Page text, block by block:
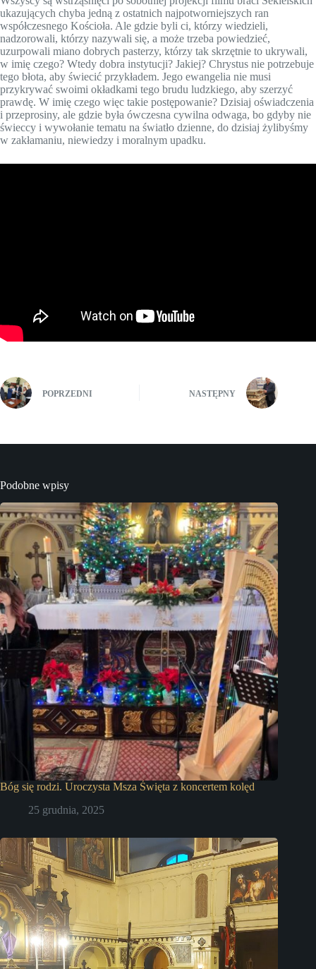
ukazujących chyba jedną z ostatnich najpotworniejszych ran
współczesnego Kościoła. Ale gdzie byli ci, którzy wiedzieli,
nadzorowali, którzy nazywali się, a może trzeba powiedzieć,
uzurpowali miano dobrych pasterzy, którzy tak skrzętnie to ukrywali,
w imię czego? Wtedy dobra instytucji? Jakiej? Chrystus nie potrzebuje
tego błota, aby świecić przykładem. Jego ewangelia nie musi
przykrywać swoimi okładkami tego brudu ludzkiego, aby szerzyć
prawdę. W imię czego więc takie postępowanie? Dzisiaj oświadczenia
i przeprosiny, ale gdzie była ówczesna cywilna odwaga, bo gdyby nie
świeccy i wywołanie tematu na światło dzienne, do dzisiaj żylibyśmy
w zakłamaniu, niewiedzy i moralnym upadku.
POPRZEDNI NASTĘPNY
Podobne wpisy
Bóg się rodzi. Uroczysta Msza Święta z koncertem kolęd
25 grudnia, 2025